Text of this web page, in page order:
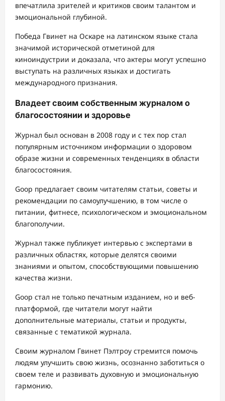
впечатлила зрителей и критиков своим талантом и
эмоциональной глубиной.
Победа Гвинет на Оскаре на латинском языке стала
значимой исторической отметиной для
киноиндустрии и доказала, что актеры могут успешно
выступать на различных языках и достигать
международного признания.
Владеет своим собственным журналом о
благосостоянии и здоровье
Журнал был основан в 2008 году и с тех пор стал
популярным источником информации о здоровом
образе жизни и современных тенденциях в области
благосостояния.
Goop предлагает своим читателям статьи, советы и
рекомендации по самоулучшению, в том числе о
питании, фитнесе, психологическом и эмоциональном
благополучии.
Журнал также публикует интервью с экспертами в
различных областях, которые делятся своими
знаниями и опытом, способствующими повышению
качества жизни.
Goop стал не только печатным изданием, но и веб-
платформой, где читатели могут найти
дополнительные материалы, статьи и продукты,
связанные с тематикой журнала.
Своим журналом Гвинет Пэлтроу стремится помочь
людям улучшить свою жизнь, осознанно заботиться о
своем теле и развивать духовную и эмоциональную
гармонию.